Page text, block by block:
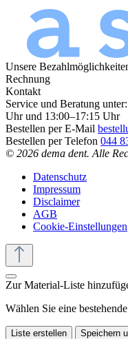
Unsere
Rechnung
Kontakt
Service und Beratung unter:
Uhr und 13:00–17:15 Uhr
Bestellen per E-Mail
Bestellen per Telefon 044
© 2026 dema dent. Alle
Datenschutz
Impressum
Disclaimer
AGB
Cookie-Einstellungen
Zur Material-Liste
Wählen Sie eine
Liste erstellen Speichern